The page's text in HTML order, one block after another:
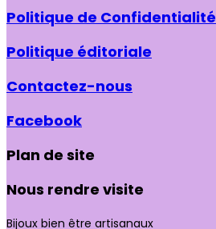
Politique de Confidentialité
Politique éditoriale
Contactez-nous
Facebook
Plan de site
Nous rendre visite
Bijoux bien être artisanaux